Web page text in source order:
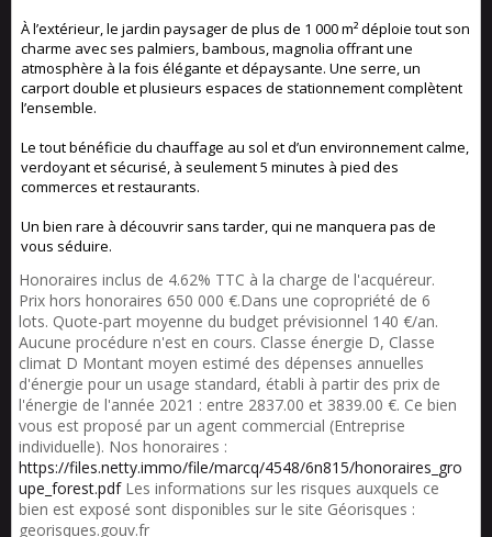
À l’extérieur, le jardin paysager de plus de 1 000 m² déploie tout son
charme avec ses palmiers, bambous, magnolia offrant une
atmosphère à la fois élégante et dépaysante. Une serre, un
carport double et plusieurs espaces de stationnement complètent
l’ensemble.
Le tout bénéficie du chauffage au sol et d’un environnement calme,
verdoyant et sécurisé, à seulement 5 minutes à pied des
commerces et restaurants.
Un bien rare à découvrir sans tarder, qui ne manquera pas de
vous séduire.
Honoraires inclus de 4.62% TTC à la charge de l'acquéreur.
Prix hors honoraires 650 000 €.Dans une copropriété de 6
lots. Quote-part moyenne du budget prévisionnel 140 €/an.
Aucune procédure n'est en cours. Classe énergie D, Classe
climat D Montant moyen estimé des dépenses annuelles
d'énergie pour un usage standard, établi à partir des prix de
l'énergie de l'année 2021 : entre 2837.00 et 3839.00 €. Ce bien
vous est proposé par un agent commercial (Entreprise
individuelle). Nos honoraires :
https://files.netty.immo/file/marcq/4548/6n815/honoraires_gro
upe_forest.pdfLes informations sur les risques auxquels ce
bien est exposé sont disponibles sur le site Géorisques :
georisques.gouv.fr